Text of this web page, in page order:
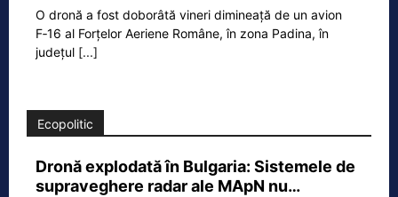
O dronă a fost doborâtă vineri dimineață de un avion
F‑16 al Forțelor Aeriene Române, în zona Padina, în
județul [...]
Ecopolitic
Dronă explodată în Bulgaria: Sistemele de
supraveghere radar ale MApN nu…